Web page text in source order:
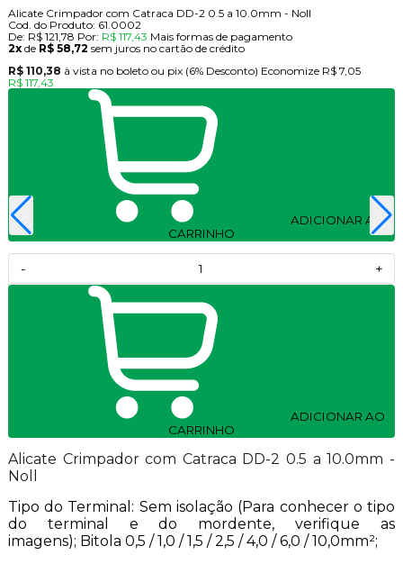
Alicate Crimpador com Catraca DD-2 0.5 a 10.0mm - Noll
Cod. do Produto: 61.0002
De: R$ 121,78 Por: R$ 117,43 Mais formas de pagamento
2xde R$ 58,72 sem juros no cartão de crédito
R$ 110,38 à vista no boleto ou pix (6% Desconto) Economize R$ 7,05
R$ 117,43
ADICIONAR AO
CARRINHO
- +
CARRINHO
Alicate Crimpador com Catraca DD-2 0.5 a 10.0mm -
Noll
Tipo do Terminal: Sem isolação (Para conhecer o tipo
do terminal e do mordente, verifique as
imagens); Bitola 0,5 / 1,0 / 1,5 / 2,5 / 4,0 / 6,0 / 10,0mm²;